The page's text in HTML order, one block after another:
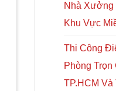
Nhà Xưởng
Khu Vực
Thi Công
Phòng Trọn
TP.HCM Và